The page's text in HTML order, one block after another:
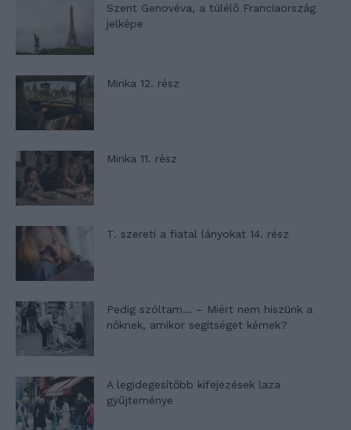
Szent Genovéva, a túlélő Franciaország
jelképe
Minka 12. rész
Minka 11. rész
T. szereti a fiatal lányokat 14. rész
Pedig szóltam… – Miért nem hiszünk a
nőknek, amikor segítséget kérnek?
A legidegesítőbb kifejezések laza
gyűjteménye